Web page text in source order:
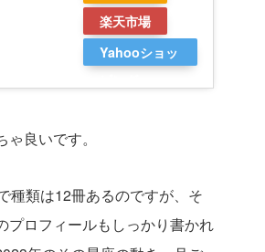
楽天市場
Yahooショッ
良いです。
種類は12冊あるのですが、そ
プロフィールもしっかり書かれ